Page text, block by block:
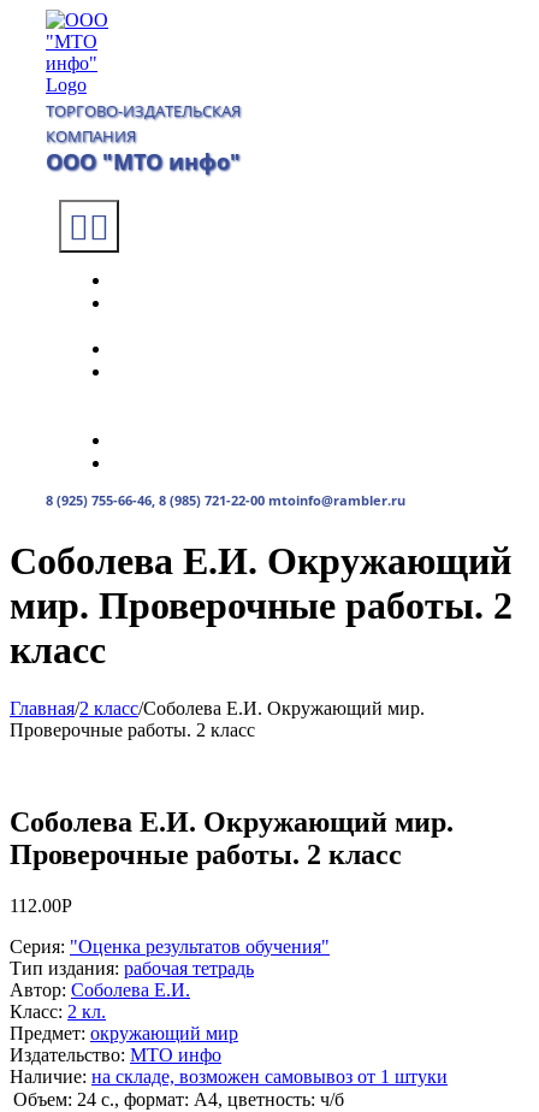
content
ТОРГОВО-ИЗДАТЕЛЬСКАЯ
КОМПАНИЯ
ООО "МТО инфо"
Toggle
Navigation
8 (925) 755-66-46, 8 (985) 721-22-00 mtoinfo@rambler.ru
Соболева Е.И. Окружающий
мир. Проверочные работы. 2
класс
Главная/2 класс/Соболева Е.И. Окружающий мир.
Проверочные работы. 2 класс
Соболева Е.И. Окружающий мир.
Проверочные работы. 2 класс
112.00Р
Серия: "Оценка результатов обучения"
Тип издания: рабочая тетрадь
Автор: Соболева Е.И.
Класс: 2 кл.
Предмет: окружающий мир
Издательство: МТО инфо
Наличие: на складе, возможен самовывоз от 1 штуки
Объем: 24 с., формат: А4, цветность: ч/б